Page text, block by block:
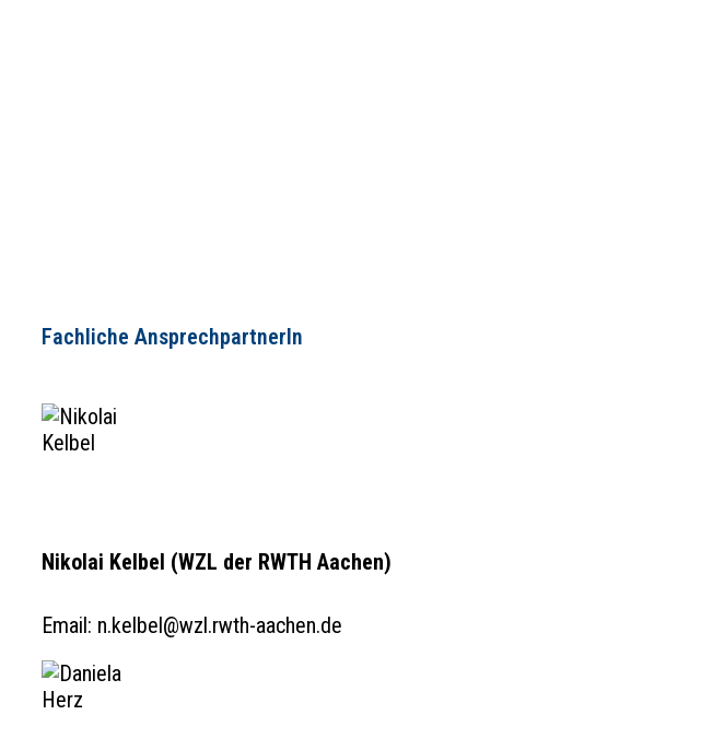
Fachliche AnsprechpartnerIn
Nikolai Kelbel (WZL der RWTH Aachen)
Email: n.kelbel@wzl.rwth-aachen.de